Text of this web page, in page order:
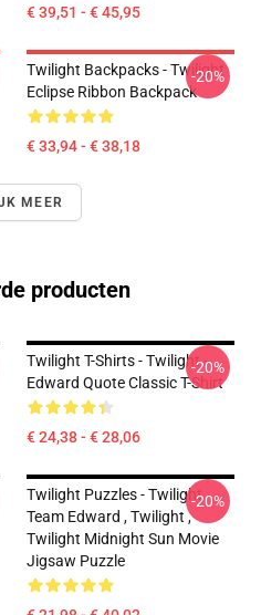
€ 39,51 - € 45,95
Twilight Backpacks - Twilight
Eclipse Ribbon Backpack
€ 33,94 - € 38,18
-20%
MEER
producten
Twilight T-Shirts - Twilight -
Edward Quote Classic T-Shirt
€ 24,38 - € 28,06
-20%
Twilight Puzzles - Twilight
Team Edward , Twilight ,
Twilight Midnight Sun Movie
Jigsaw Puzzle
-20%